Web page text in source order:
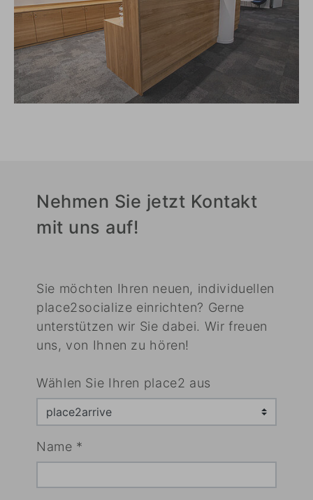
Nehmen Sie jetzt Kontakt
mit uns auf!
Sie möchten Ihren neuen, individuellen
place2socialize einrichten? Gerne
unterstützen wir Sie dabei. Wir freuen
uns, von Ihnen zu hören!
Wählen Sie Ihren place2 aus
Name *